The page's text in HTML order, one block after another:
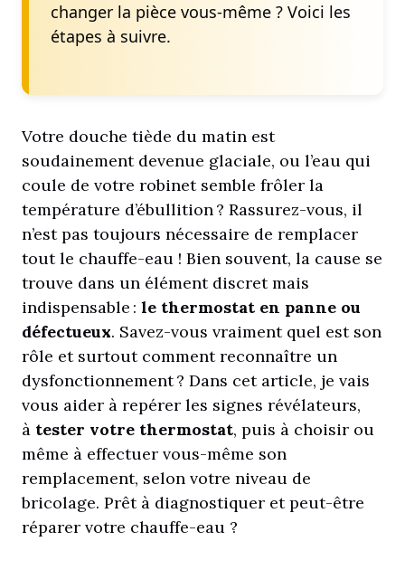
changer la pièce vous-même ? Voici les
étapes à suivre.
Votre douche tiède du matin est
soudainement devenue glaciale, ou l’eau qui
coule de votre robinet semble frôler la
température d’ébullition ? Rassurez-vous, il
n’est pas toujours nécessaire de remplacer
tout le chauffe-eau ! Bien souvent, la cause se
trouve dans un élément discret mais
indispensable : le thermostat en panne ou
défectueux. Savez-vous vraiment quel est son
rôle et surtout comment reconnaître un
dysfonctionnement ? Dans cet article, je vais
vous aider à repérer les signes révélateurs,
à tester votre thermostat, puis à choisir ou
même à effectuer vous-même son
remplacement, selon votre niveau de
bricolage. Prêt à diagnostiquer et peut-être
réparer votre chauffe-eau ?